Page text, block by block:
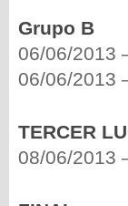
Grupo B
06/06/2013
06/06/2013
TERCER
08/06/2013